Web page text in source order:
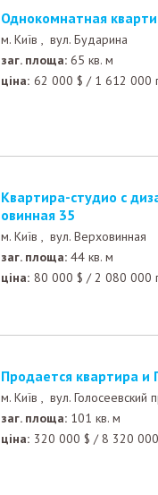
Однокомнатная
м. Київ , вул. Бударина
заг. площа: 65 кв. м
ціна: 62 000 $ / 1 612 000
Квартира-студио с дизайнерским ремонтом, ул. Верх
овинная 35
м. Київ , вул. Верховинная
заг. площа: 44 кв. м
ціна: 80 000 $ /2 080 000
Продается квартира
м. Київ , вул. Голосеевский
заг. площа: 101 кв. м
ціна: 320 000 $ /8 320 000